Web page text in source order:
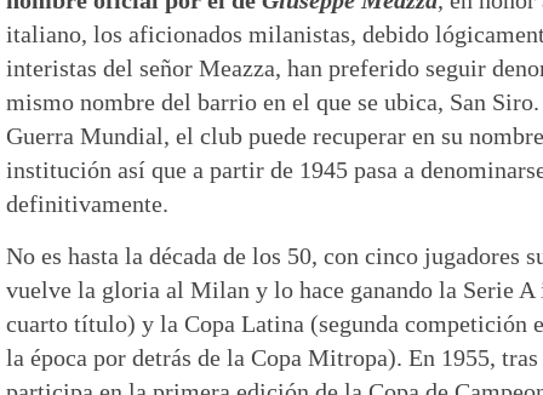
italiano, los aficionados milanistas, debido
interistas del señor Meazza, han preferido seguir
mismo nombre del barrio en el que se ubica, San
Guerra Mundial, el club puede recuperar en su
institución así que a partir de 1945 pasa a
definitivamente.
No es hasta la década de los 50, con cinco jugadores
vuelve la gloria al Milan y lo hace ganando la Serie A
cuarto título) y la Copa Latina (segunda competición
la época por detrás de la Copa Mitropa). En 1955,